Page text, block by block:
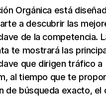
Orgánica está
a descubrir las
de la competencia.
te mostrará las
que dirigen tráfico a
al tiempo que te
de búsqueda exacto, el